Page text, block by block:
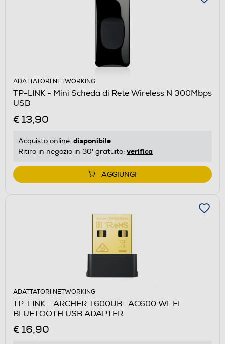
ADATTATORI NETWORKING
TP-LINK - Mini Scheda di Rete Wireless N 300Mbps
USB
€ 13,90
Acquisto online: disponibile
Ritiro in negozio in 30' gratuito: verifica
AGGIUNGI
ADATTATORI NETWORKING
TP-LINK - ARCHER T600UB -AC600 WI-FI
BLUETOOTH USB ADAPTER
€ 16,90